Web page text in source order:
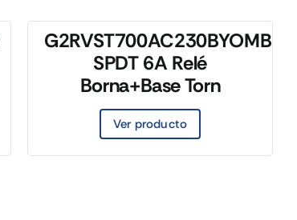
G2RVST700AC230BYOMB
SPDT 6A Relé
Borna+Base Torn
Ver producto